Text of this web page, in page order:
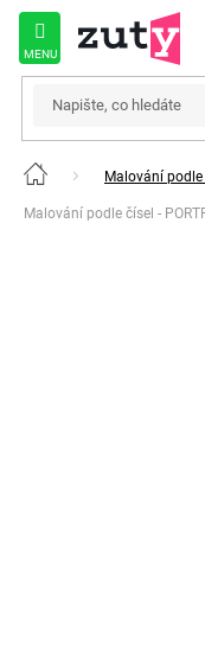
Přejít
obsah
Domů Malování podle
Malování podle čísel -